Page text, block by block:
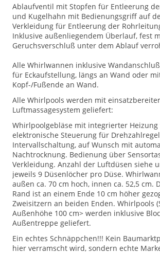
Ablaufventil mit Stopfen für Entleerung
und Kugelhahn mit Bedienungsgriff auf
Verkleidung für Entleerung der
Inklusive außenliegendem Überlauf, fest
Geruchsverschluß unter dem Ablauf
Alle Whirlwannen inklusive
für Eckaufstellung, längs an Wand oder
Kopf-/Fußende an Wand.
Alle Whirlpools werden mit
Luftmassagesystem geliefert:
Whirlpoolgebläse mit integrierter
elektronische Steuerung für
Intervallschaltung, auf Wunsch mit
Nachtrocknung. Bedienung über
Verkleidung. Anzahl der Luftdüsen siehe
jeweils 9 Düsenlöcher pro Düse.
außen ca. 70 cm hoch, innen ca. 52,5 cm.
Rand ist an einem Ende 10 cm höher
Zweisitzern an beiden Enden. Whirlpools
Außenhöhe 100 cm> werden inklusive
Außentreppe geliefert.
Ein echtes Schnäppchen!!! Kein
hier verramscht wird, sondern echte